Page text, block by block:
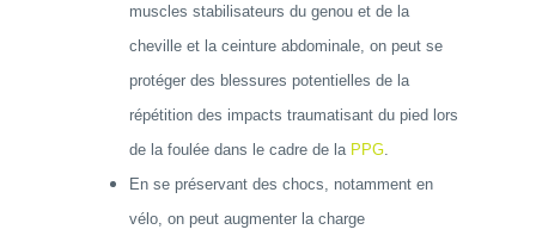
muscles stabilisateurs du genou et de la
cheville et la ceinture abdominale, on peut se
protéger des blessures potentielles de la
répétition des impacts traumatisant du pied lors
de la foulée dans le cadre de la PPG
En se préservant des chocs, notamment en
vélo, on peut augmenter la charge